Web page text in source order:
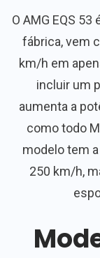
O AMG EQS
fábrica, vem
km/h em
incluir um
aumenta a
como todo
modelo tem
250 km/h,